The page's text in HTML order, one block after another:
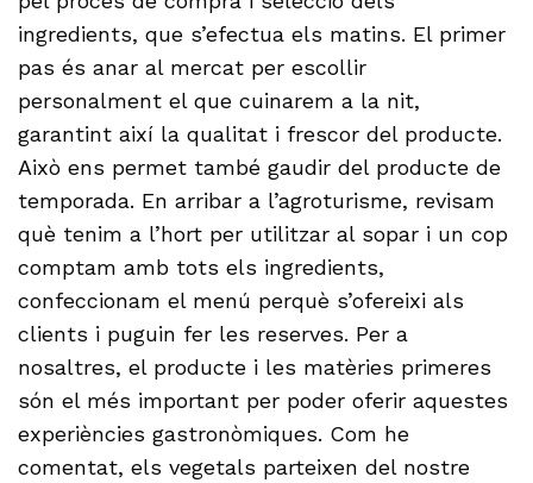
ingredients, que s’efectua els matins. El primer
pas és anar al mercat per escollir
personalment el que cuinarem a la nit,
garantint així la qualitat i frescor del producte.
Això ens permet també gaudir del producte de
temporada. En arribar a l’agroturisme, revisam
què tenim a l’hort per utilitzar al sopar i un cop
comptam amb tots els ingredients,
confeccionam el menú perquè s’ofereixi als
clients i puguin fer les reserves. Per a
nosaltres, el producte i les matèries primeres
són el més important per poder oferir aquestes
experiències gastronòmiques. Com he
comentat, els vegetals parteixen del nostre